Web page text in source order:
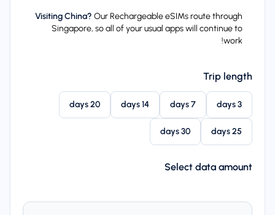
Visiting China? Our Rechargeable eSIMs route through
Singapore, so all of your usual apps will continue to
work!
Trip length
3 days
7 days
14 days
20 days
25 days
30 days
Select data amount